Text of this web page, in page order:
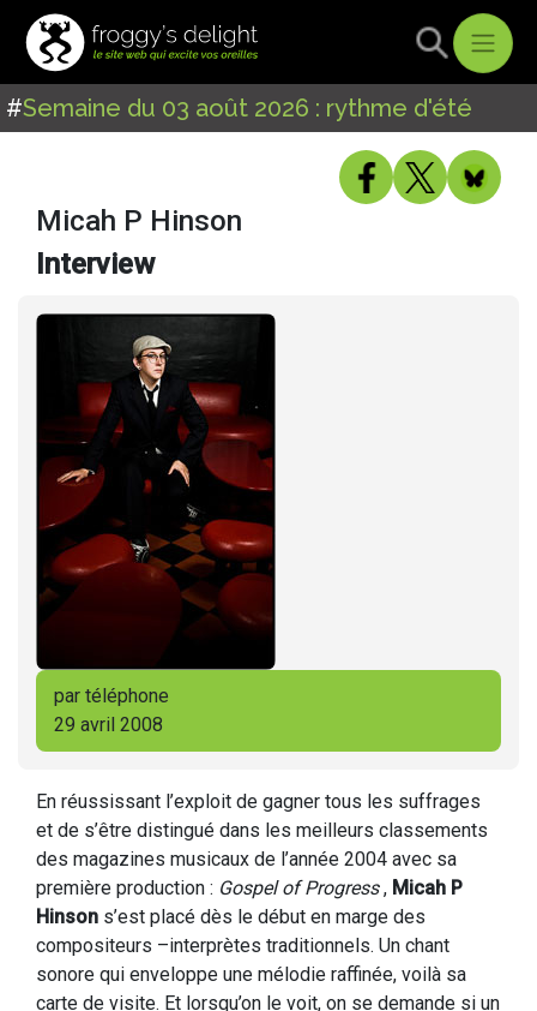
#Semaine du 03 août 2026 : rythme d'été
Micah P Hinson
Interview
par téléphone
29 avril 2008
En réussissant l’exploit de gagner tous les suffrages
et de s’être distingué dans les meilleurs classements
des magazines musicaux de l’année 2004 avec sa
première production : Gospel of Progress, Micah P
Hinson s’est placé dès le début en marge des
compositeurs –interprètes traditionnels. Un chant
sonore qui enveloppe une mélodie raffinée, voilà sa
carte de visite. Et lorsqu’on le voit, on se demande si un